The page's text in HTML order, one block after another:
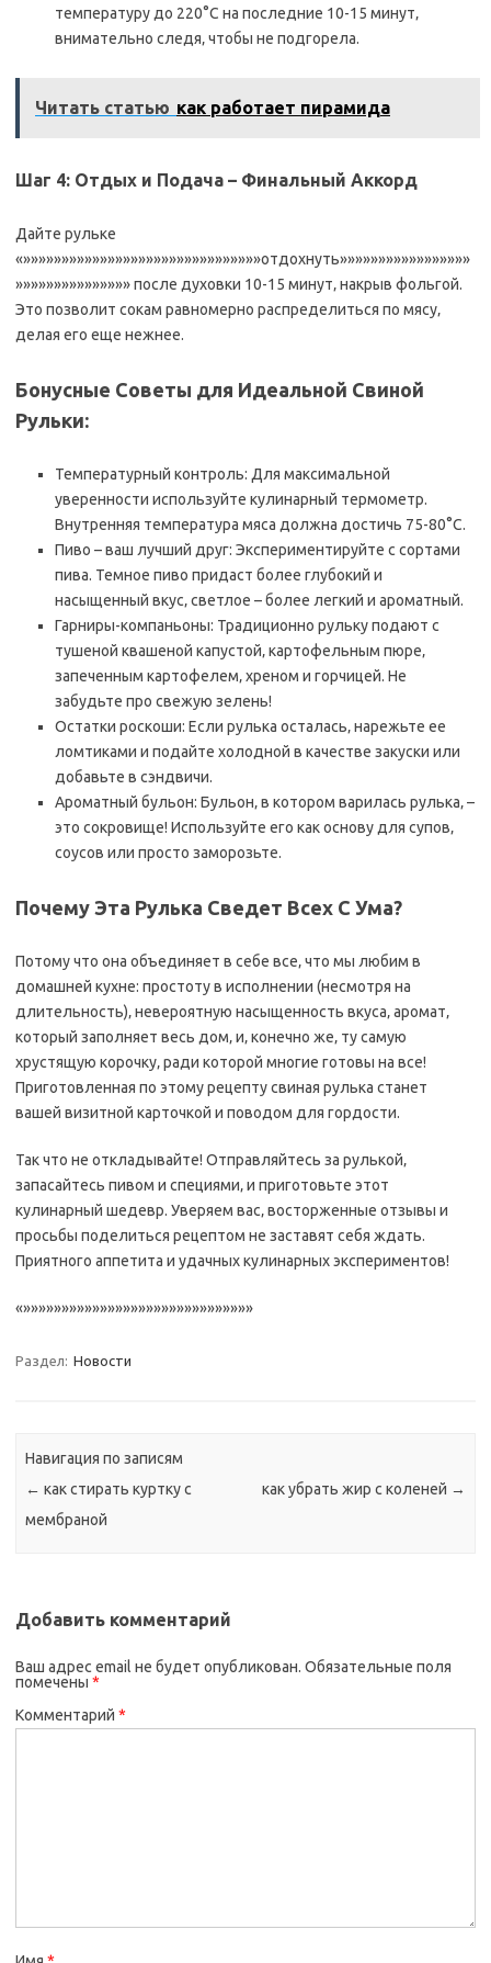
температуру до 220°C на последние 10-15 минут‚
внимательно следя‚ чтобы не подгорела.
Читать статью как работает пирамида
Шаг 4: Отдых и Подача – Финальный Аккорд
Дайте рульке
«»»»»»»»»»»»»»»»»»»»»»»»»»»»»»»»отдохнуть»»»»»»»»»»»»»»»»»
»»»»»»»»»»»»»»» после духовки 10-15 минут‚ накрыв фольгой.
Это позволит сокам равномерно распределиться по мясу‚
делая его еще нежнее.
Бонусные Советы для Идеальной Свиной
Рульки:
Температурный контроль: Для максимальной
уверенности используйте кулинарный термометр.
Внутренняя температура мяса должна достичь 75-80°C.
Пиво – ваш лучший друг: Экспериментируйте с сортами
пива. Темное пиво придаст более глубокий и
насыщенный вкус‚ светлое – более легкий и ароматный.
Гарниры-компаньоны: Традиционно рульку подают с
тушеной квашеной капустой‚ картофельным пюре‚
запеченным картофелем‚ хреном и горчицей. Не
забудьте про свежую зелень!
Остатки роскоши: Если рулька осталась‚ нарежьте ее
ломтиками и подайте холодной в качестве закуски или
добавьте в сэндвичи.
Ароматный бульон: Бульон‚ в котором варилась рулька‚ –
это сокровище! Используйте его как основу для супов‚
соусов или просто заморозьте.
Почему Эта Рулька Сведет Всех С Ума?
Потому что она объединяет в себе все‚ что мы любим в
домашней кухне: простоту в исполнении (несмотря на
длительность)‚ невероятную насыщенность вкуса‚ аромат‚
который заполняет весь дом‚ и‚ конечно же‚ ту самую
хрустящую корочку‚ ради которой многие готовы на все!
Приготовленная по этому рецепту свиная рулька станет
вашей визитной карточкой и поводом для гордости.
Так что не откладывайте! Отправляйтесь за рулькой‚
запасайтесь пивом и специями‚ и приготовьте этот
кулинарный шедевр. Уверяем вас‚ восторженные отзывы и
просьбы поделиться рецептом не заставят себя ждать.
Приятного аппетита и удачных кулинарных экспериментов!
«»»»»»»»»»»»»»»»»»»»»»»»»»»»»»»
Раздел: Новости
Навигация по записям
← как стирать куртку с
мембраной
как убрать жир с коленей →
Добавить комментарий
Ваш адрес email не будет опубликован. Обязательные поля
помечены *
Комментарий *